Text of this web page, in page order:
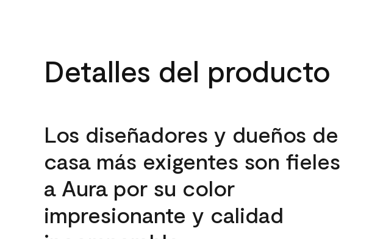
Detalles del producto
Los diseñadores y dueños de
casa más exigentes son fieles
a Aura por su color
impresionante y calidad